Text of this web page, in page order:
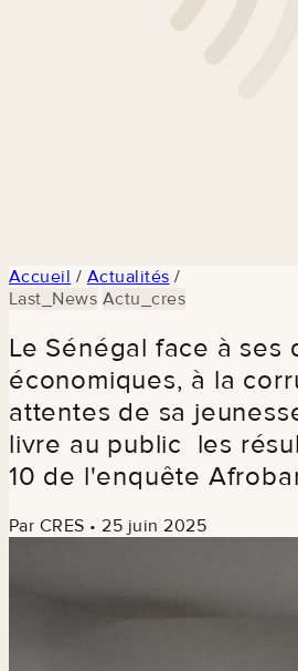
Accueil / Actualités /
Last_News Actu_cres
Le Sénégal face à ses
économiques, à la
attentes de sa
livre au public les
10 de l'enquête
Par CRES • 25 juin 2025